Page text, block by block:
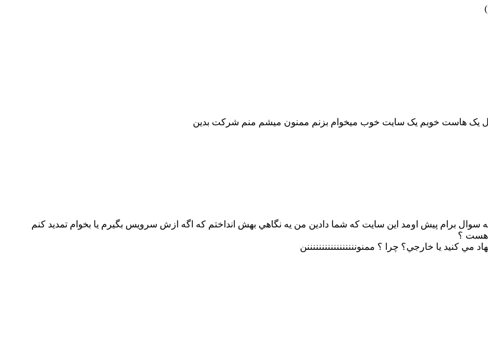
برام پيش اومد اين سايت كه شما دادين من يه نگاهي بهش انداختم كه اگه ازش سرويس بگيرم يا بخوام تمديد كنم
هست ؟
يا خارجي؟ چرا ؟ ممنونننننننننننننننننن